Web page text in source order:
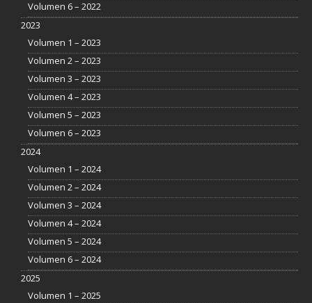
Volumen 6 – 2022
2023
Volumen 1 – 2023
Volumen 2 – 2023
Volumen 3 – 2023
Volumen 4 – 2023
Volumen 5 – 2023
Volumen 6 – 2023
2024
Volumen 1 – 2024
Volumen 2 – 2024
Volumen 3 – 2024
Volumen 4 – 2024
Volumen 5 – 2024
Volumen 6 – 2024
2025
Volumen 1 – 2025